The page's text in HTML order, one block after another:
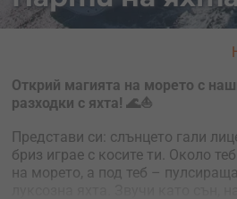
Открий магията на морето с
разходки с яхта! 🌊⛵
Представи си: слънцето гали
бриз играе с косите ти. Около
на морето, а под теб –